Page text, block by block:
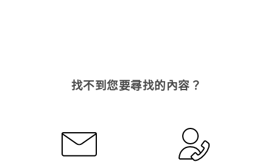
找不到您要尋找的內容？